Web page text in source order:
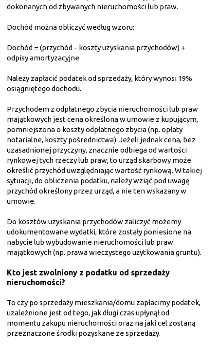
dokonanych od zbywanych nieruchomości lub praw.
Dochód można obliczyć według wzoru:
Dochód = (przychód – koszty uzyskania przychodów) +
odpisy amortyzacyjne
Należy zapłacić podatek od sprzedaży, który wynosi 19%
osiągniętego dochodu.
Przychodem z odpłatnego zbycia nieruchomości lub praw
majątkowych jest cena określona w umowie z kupującym,
pomniejszona o koszty odpłatnego zbycia (np. opłaty
notarialne, koszty pośrednictwa). Jeżeli jednak cena, bez
uzasadnionej przyczyny, znacznie odbiega od wartości
rynkowej tych rzeczy lub praw, to urząd skarbowy może
określić przychód uwzględniając wartość rynkową. W takiej
sytuacji, do obliczenia podatku, należy wziąć pod uwagę
przychód określony przez urząd, a nie ten wskazany w
umowie.
Do kosztów uzyskania przychodów zaliczyć możemy
udokumentowane wydatki, które zostały poniesione na
nabycie lub wybudowanie nieruchomości lub praw
majątkowych (np. prawa wieczystego użytkowania gruntu).
Kto jest zwolniony z podatku od sprzedaży
nieruchomości?
To czy po sprzedaży mieszkania/domu zapłacimy podatek,
uzależnione jest od tego, jak długi czas upłynął od
momentu zakupu nieruchomości oraz na jaki cel zostaną
przeznaczone środki pozyskane ze sprzedaży.